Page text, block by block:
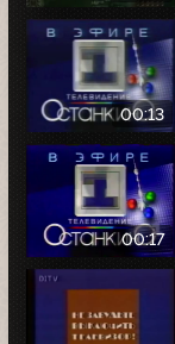
00:13
00:17